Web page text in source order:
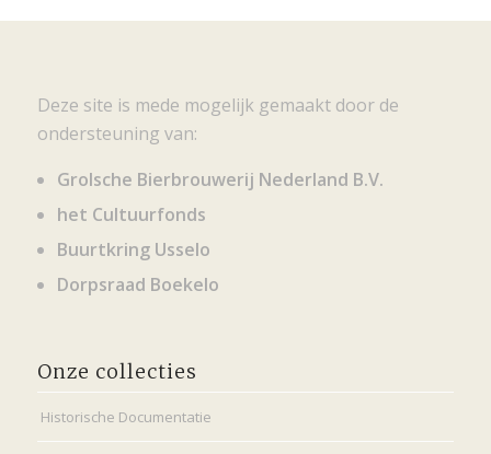
Deze site is mede mogelijk gemaakt door de
ondersteuning van:
Grolsche Bierbrouwerij Nederland B.V.
het Cultuurfonds
Buurtkring Usselo
Dorpsraad Boekelo
Onze collecties
Historische Documentatie